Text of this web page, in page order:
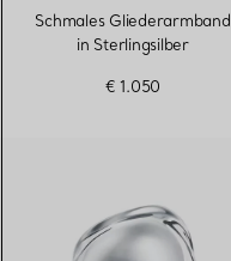
Schmales Gliederarmband
in Sterlingsilber
€ 1.050